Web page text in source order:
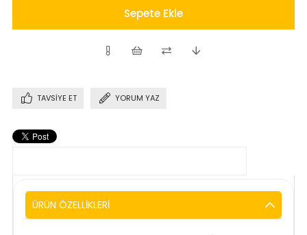
TAVSIYE ET YORUM YAZ
ÜRÜN ÖZELLIKLERI